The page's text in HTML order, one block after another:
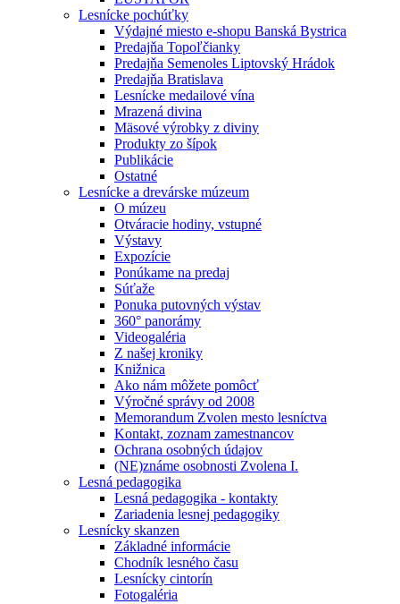
Lesnícke pochúťky
Výdajné miesto e-shopu Banská Bystrica
Predajňa Topoľčianky
Predajňa Semenoles Liptovský Hrádok
Predajňa Bratislava
Lesnícke medailové vína
Mrazená divina
Mäsové výrobky z diviny
Produkty zo šípok
Publikácie
Ostatné
Lesnícke a drevárske múzeum
O múzeu
Otváracie hodiny, vstupné
Výstavy
Expozície
Ponúkame na predaj
Súťaže
Ponuka putovných výstav
360° panorámy
Videogaléria
Z našej kroniky
Knižnica
Ako nám môžete pomôcť
Výročné správy od 2008
Memorandum Zvolen mesto lesníctva
Kontakt, zoznam zamestnancov
Ochrana osobných údajov
(NE)známe osobnosti Zvolena I.
Lesná pedagogika
Lesná pedagogika - kontakty
Zariadenia lesnej pedagogiky
Lesnícky skanzen
Základné informácie
Chodník lesného času
Lesnícky cintorín
Fotogaléria